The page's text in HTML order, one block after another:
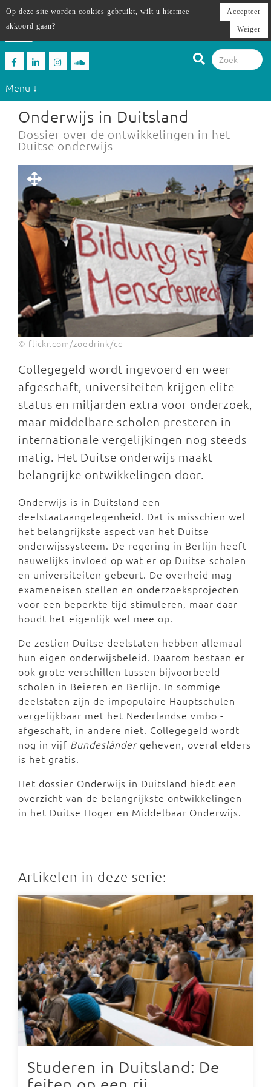
Menu ↓
Onderwijs in Duitsland
Dossier over de ontwikkelingen in het
Duitse onderwijs
© flickr.com/zoedrink/cc
Collegegeld wordt ingevoerd en weer
afgeschaft, universiteiten krijgen elite-
status en miljarden extra voor onderzoek,
maar middelbare scholen presteren in
internationale vergelijkingen nog steeds
matig. Het Duitse onderwijs maakt
belangrijke ontwikkelingen door.
Onderwijs is in Duitsland een
deelstaataangelegenheid. Dat is misschien wel
het belangrijkste aspect van het Duitse
onderwijssysteem. De regering in Berlijn heeft
nauwelijks invloed op wat er op Duitse scholen
en universiteiten gebeurt. De overheid mag
exameneisen stellen en onderzoeksprojecten
voor een beperkte tijd stimuleren, maar daar
houdt het eigenlijk wel mee op.
De zestien Duitse deelstaten hebben allemaal
hun eigen onderwijsbeleid. Daarom bestaan er
ook grote verschillen tussen bijvoorbeeld
scholen in Beieren en Berlijn. In sommige
deelstaten zijn de impopulaire Hauptschulen -
vergelijkbaar met het Nederlandse vmbo -
afgeschaft, in andere niet. Collegegeld wordt
nog in vijf Bundesländergeheven, overal elders
is het gratis.
Het dossier Onderwijs in Duitsland biedt een
overzicht van de belangrijkste ontwikkelingen
in het Duitse Hoger en Middelbaar Onderwijs.
Artikelen in deze serie:
Studeren in Duitsland: De
Op deze site worden cookies gebruikt, wilt u hiermee
akkoord gaan?
Accepteer
Weiger